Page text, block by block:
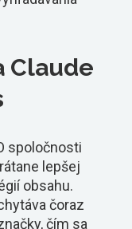
Claude
spoločnosti
lepšej
obsahu.
čoraz
čím sa